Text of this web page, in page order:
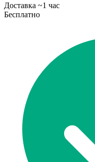
Доставка ~1 час
Бесплатно